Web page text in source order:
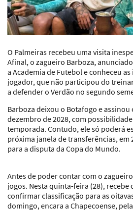
O Palmeiras recebeu uma visita
Afinal, o zagueiro Barboza,
a Academia de Futebol e conheceu
jogador, que não participou do
a defender o Verdão no segundo
Barboza deixou o Botafogo e
dezembro de 2028, com
temporada. Contudo, ele só poderá
próxima janela de transferências, em
para a disputa da Copa do Mundo.
Antes de poder contar com o
jogos. Nesta quinta-feira (28),
confirmar classificação para as
domingo, encara a Chapecoense,